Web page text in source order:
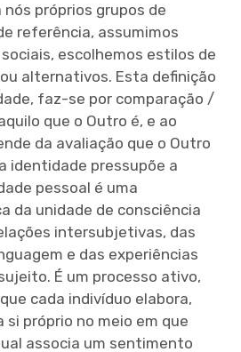
próprios grupos de
referência, assumimos
escolhemos estilos de
alternativos. Esta definição
faz-se por comparação /
que o Outro é, e ao
da avaliação que o Outro
identidade pressupõe a
pessoal é uma
da unidade de consciência
intersubjetivas, das
e das experiências
É um processo ativo,
cada indivíduo elabora,
próprio no meio em que
associa um sentimento